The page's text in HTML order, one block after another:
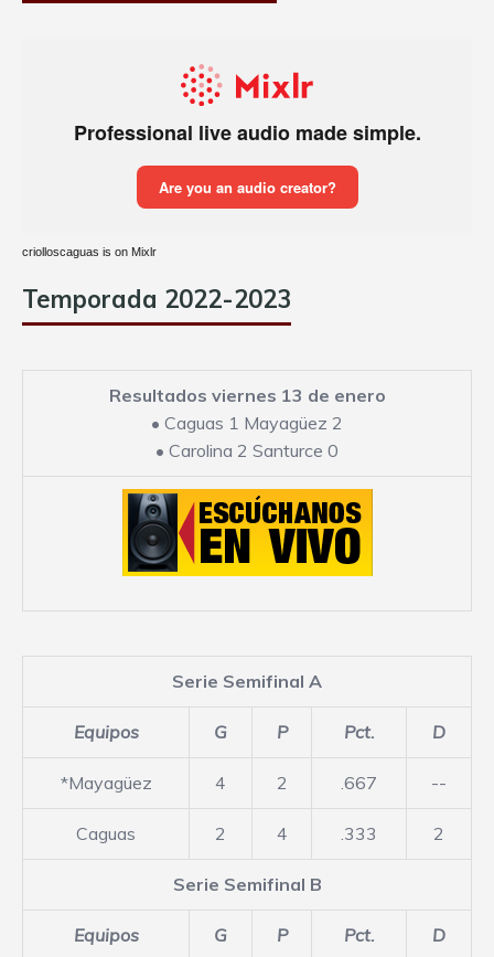
criolloscaguas is on Mixlr
Temporada 2022-2023
Resultados viernes 13 de enero
• Caguas 1 Mayagüez 2
• Carolina 2 Santurce 0
Serie Semifinal A
Equipos G P Pct. D
*Mayagüez 4 2 .667 --
Caguas 2 4 .333 2
Serie Semifinal B
Equipos G P Pct. D